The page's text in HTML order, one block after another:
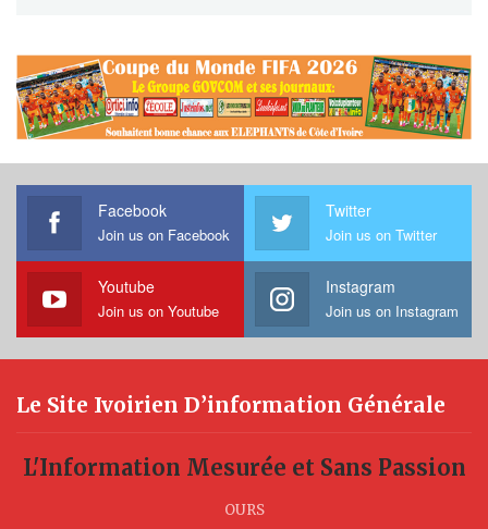
Facebook
Join us on Facebook
Twitter
Join us on Twitter
Youtube
Join us on Youtube
Instagram
Join us on Instagram
Le Site Ivoirien D’information Générale
L'Information Mesurée et Sans Passion
OURS